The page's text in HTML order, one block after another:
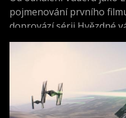
pojmenování prvního
doprovází sérii Hvězdné
spojených s tím, jak
naplánoval dopředu.
vznikal scénář prvního
obrázek. Seznamte se s
mohly skončit na plátně
překoval do nám známé